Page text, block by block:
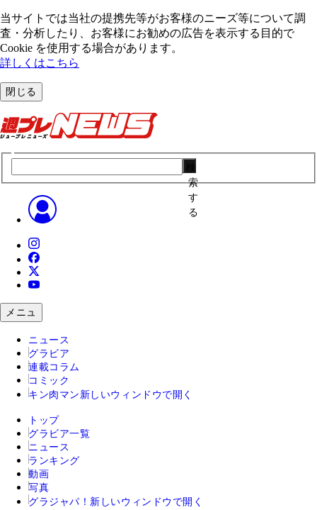
当サイトでは当社の提携先等がお客様のニーズ等について調
査・分析したり、お客様にお勧めの広告を表⽰する⽬的で
Cookie を使⽤する場合があります。
詳しくはこちら
閉じる
索
す
る
メニュ
ニュース
グラビア
連載コラム
コミック
キン肉マン 新しいウィンドウで開く
トップ
グラビア一覧
ニュース
ランキング
動画
写真
グラジャパ！ 新しいウィンドウで開く